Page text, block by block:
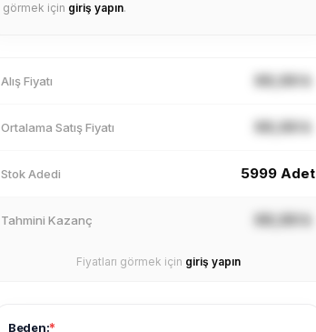
görmek için giriş yapın.
Alış Fiyatı XX,XX ₺
Ortalama Satış Fiyatı XX,XX ₺
Stok Adedi 5999 Adet
Tahmini Kazanç XX,XX ₺
Fiyatları görmek için giriş yapın
Beden:*